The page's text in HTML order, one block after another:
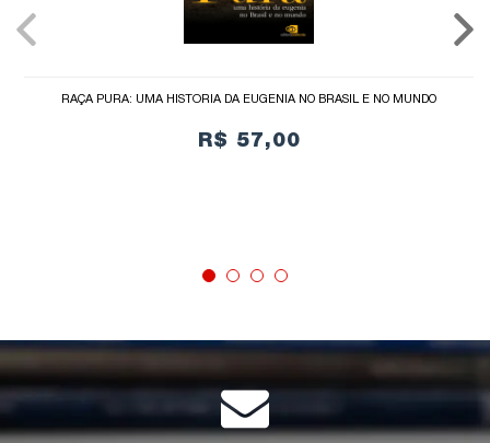
RAÇA PURA: UMA HISTÓRIA DA EUGENIA NO BRASIL E NO MUNDO
R$ 57,00
COMPRAR